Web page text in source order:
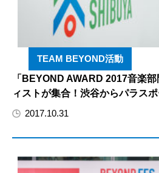
TEAM BEYOND活動
「BEYOND AWARD 2017音楽
ィストが集合！渋谷からパラス
2017.10.31